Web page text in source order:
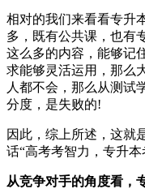
相对的我们来看看专升
多，既有公共课，也有
这么多的内容，能够记
求能够灵活运用，那么
人都不会，那么从测试
分度，是失败的!
因此，综上所述，这就
话“高考考智力，专升本
从竞争对手的角度看，